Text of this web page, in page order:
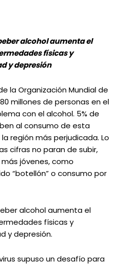
alcohol aumenta el
físicas y
y depresión
la Organización Mundial de
millones de personas en el
con el alcohol. 5% de
al consumo de esta
región más perjudicada. Lo
cifras no paran de subir,
jóvenes, como
“botellón” o consumo por
alcohol aumenta el
físicas y
y depresión.
supuso un desafío para